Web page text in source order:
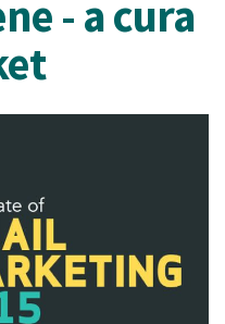
- a cura